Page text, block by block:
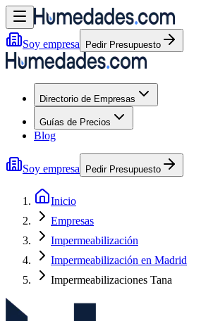
Soy empresa Pedir Presupuesto
Directorio de Empresas
Guías de Precios
Blog
Soy empresa Pedir Presupuesto
Inicio
Empresas
Impermeabilización
Impermeabilización en Madrid
Impermeabilizaciones Tana